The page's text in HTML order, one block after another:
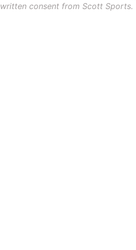
written consent from Scott Sports.